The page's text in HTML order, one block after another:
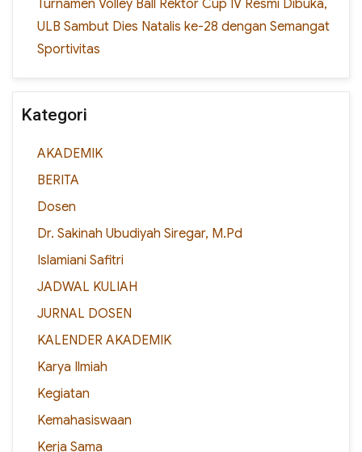
Turnamen Volley Ball Rektor Cup IV Resmi Dibuka,
ULB Sambut Dies Natalis ke-28 dengan Semangat
Sportivitas
Kategori
AKADEMIK
BERITA
Dosen
Dr. Sakinah Ubudiyah Siregar, M.Pd
Islamiani Safitri
JADWAL KULIAH
JURNAL DOSEN
KALENDER AKADEMIK
Karya Ilmiah
Kegiatan
Kemahasiswaan
Kerja Sama